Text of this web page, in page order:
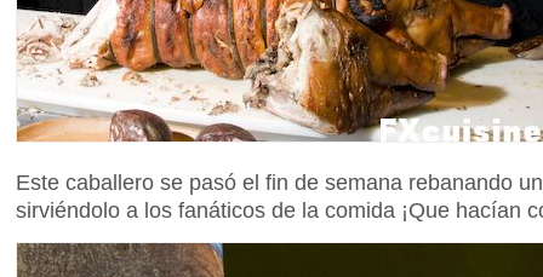
Este caballero se pasó el fin de semana rebanando
sirviéndolo a los fanáticos de la comida ¡Que hacían